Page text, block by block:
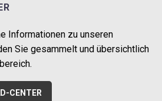
Informationen zu unseren
Sie gesammelt und übersichtlich
CENTER